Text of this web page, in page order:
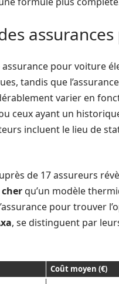
assurance pour voiture
tandis que
varier en
ceux ayant un
incluent le lieu de
de 17 assureurs
cherqu’un modèle
pour trouver
, se distinguent par
Coût moyen (€)